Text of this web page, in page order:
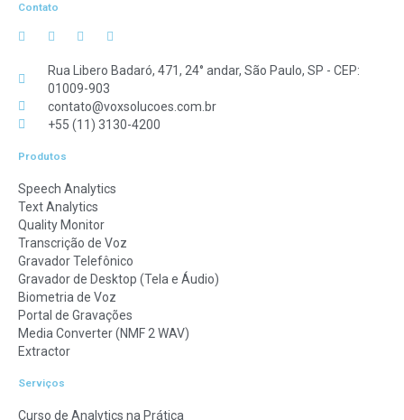
Contato
Rua Libero Badaró, 471, 24° andar, São Paulo, SP - CEP:
01009-903
contato@voxsolucoes.com.br
+55 (11) 3130-4200
Produtos
Speech Analytics
Text Analytics
Quality Monitor
Transcrição de Voz
Gravador Telefônico
Gravador de Desktop (Tela e Áudio)
Biometria de Voz
Portal de Gravações
Media Converter (NMF 2 WAV)
Extractor
Serviços
Curso de Analytics na Prática